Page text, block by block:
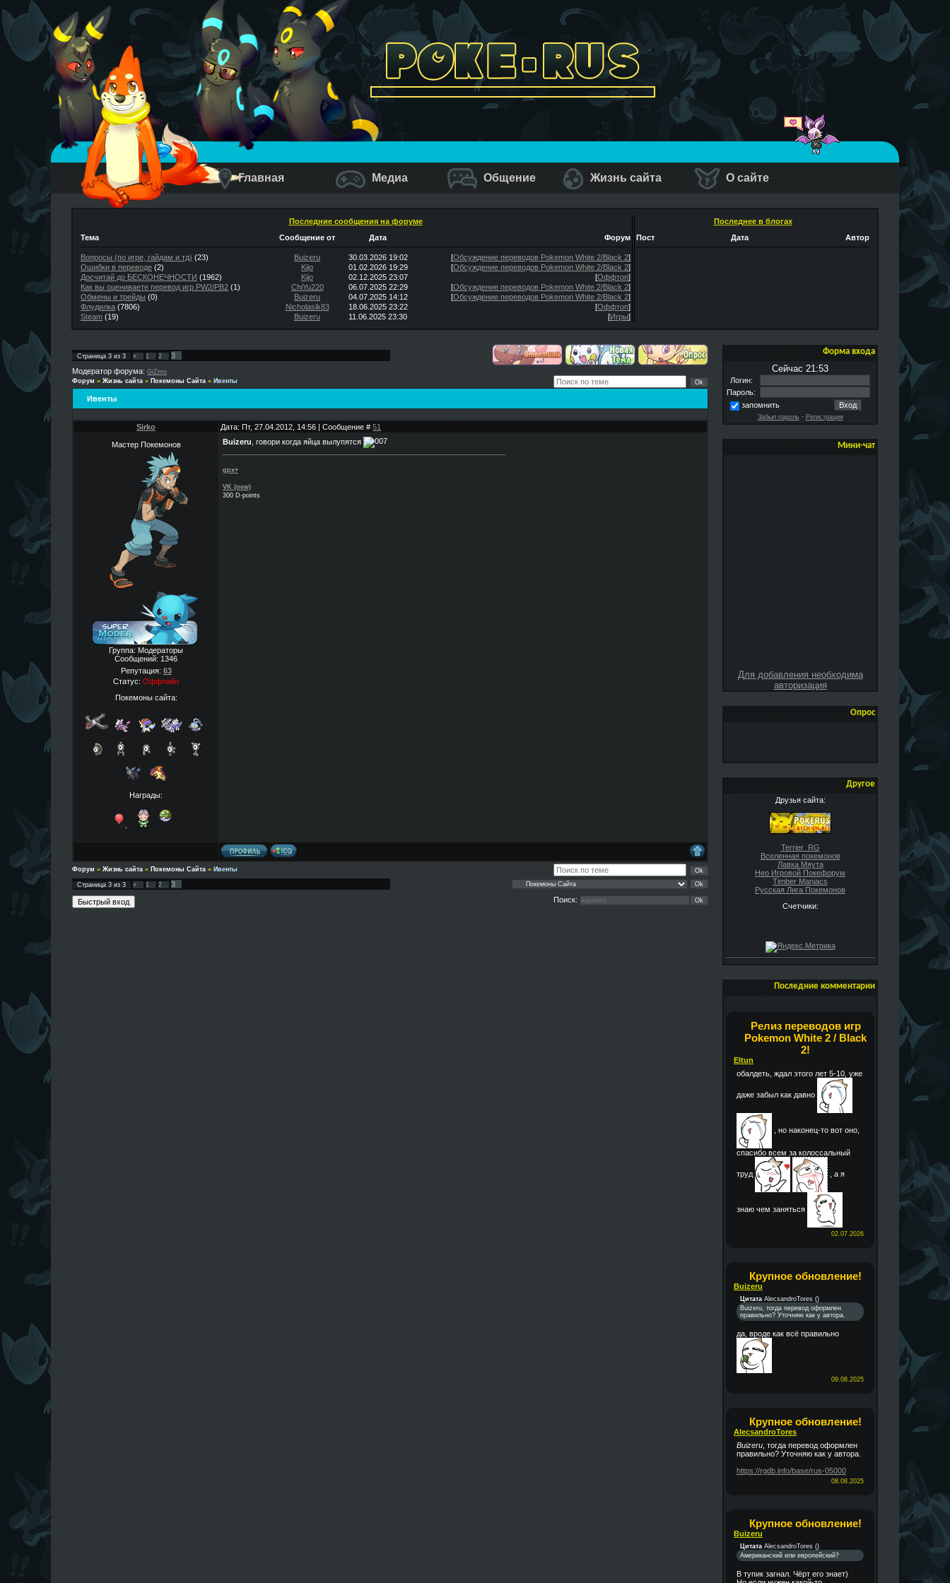
Главная Медиа Общение Жизнь сайта О сайте
Последние сообщения на форуме
Тема
Сообщение от Дата Форум
Вопросы (по игре, гайдам и тд) (23) Buizeru 30.03.2026 19:02 [Обсуждение переводов Pokemon White 2/Black 2]
Ошибки в переводе (2) Kijo 01.02.2026 19:29 [Обсуждение переводов Pokemon White 2/Black 2]
Досчитай до БЕСКОНЕЧНОСТИ (1962) Kijo 02.12.2025 23:07 [Оффтоп]
Как вы оцениваете перевод игр PW2/PB2 (1) ChiYu220 06.07.2025 22:29 [Обсуждение переводов Pokemon White 2/Black 2]
Обмены и трейды (0) Buizeru 04.07.2025 14:12 [Обсуждение переводов Pokemon White 2/Black 2]
Флудилка (7806) Nicholasik83 18.06.2025 23:22 [Оффтоп]
Steam (19) Buizeru 11.06.2025 23:30 [Игры]
Последнее в блогах
Пост
Дата Автор
Форма входа
Сейчас 21:53
Логин:
Пароль:
запомнить
Забыл пароль· Регистрация
Мини-чат
Для добавления необходима
авторизация
Опрос
Другое
Друзья сайта:
Terrier_RG
Вселенная покемонов
Лавка Мяута
Нео Игровой Покефорум
Timber Maniacs
Русская Лига Покемонов
Счетчики:
Последние комментарии
Релиз переводов игр
Pokemon White 2 / Black
2!
Eltun
обалдеть, ждал этого лет 5-10, уже
даже забыл как давно
, но наконец-то вот оно,
спасибо всем за колоссальный
труд , а я
знаю чем заняться
02.07.2026
Крупное обновление!
Buizeru
Цитата AlecsandroTores ()
Buizeru, тогда перевод оформлен
правильно? Уточняю как у автора.
да, вроде как всё правильно
09.08.2025
Крупное обновление!
AlecsandroTores
Buizeru , тогда перевод оформлен
правильно? Уточняю как у автора.
https://rgdb.info/base/rus-05000
08.08.2025
Крупное обновление!
Buizeru
Цитата AlecsandroTores ()
Американский или европейский?
В тупик загнал. Чёрт его знает)
Страница 3 из 3 « 1 2
3
Модератор форума: GiZmo
Форум » Жизнь сайта » Покемоны Сайта » Ивенты
Ивенты
Sirko Дата: Пт, 27.04.2012, 14:56 | Сообщение # 51
Мастер Покемонов
Группа: Модераторы
Сообщений: 1346
Репутация: 63
Статус: Оффлайн
Покемоны сайта:
Награды:
Buizeru , говори когда яйца вылупятся
gpx+
VK (new)
300 D-points
Форум » Жизнь сайта » Покемоны Сайта » Ивенты
Страница 3 из 3 « 1 2
3
Поиск: